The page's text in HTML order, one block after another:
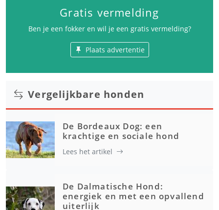
Gratis vermelding
Ben je een fokker en wil je een gratis vermelding?
Plaats advertentie
Vergelijkbare honden
De Bordeaux Dog: een
krachtige en sociale hond
Lees het artikel
De Dalmatische Hond:
energiek en met een opvallend
uiterlijk